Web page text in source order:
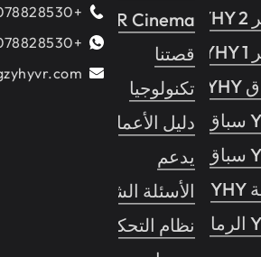
XD VR Cinema
قصتنا
تكنولوجيا
دليل الأعمال
يدعم
الأسئلة الشائعة
نظام التحكم بالحركة
+8618078828530
angela@gzyhyvr.com